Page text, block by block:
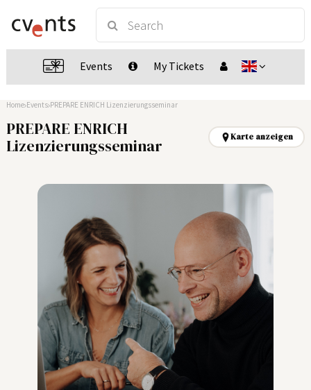
Events My Tickets
Home Events PREPARE ENRICH Lizenzierungsseminar
PREPARE ENRICH
Lizenzierungsseminar
Karte anzeigen